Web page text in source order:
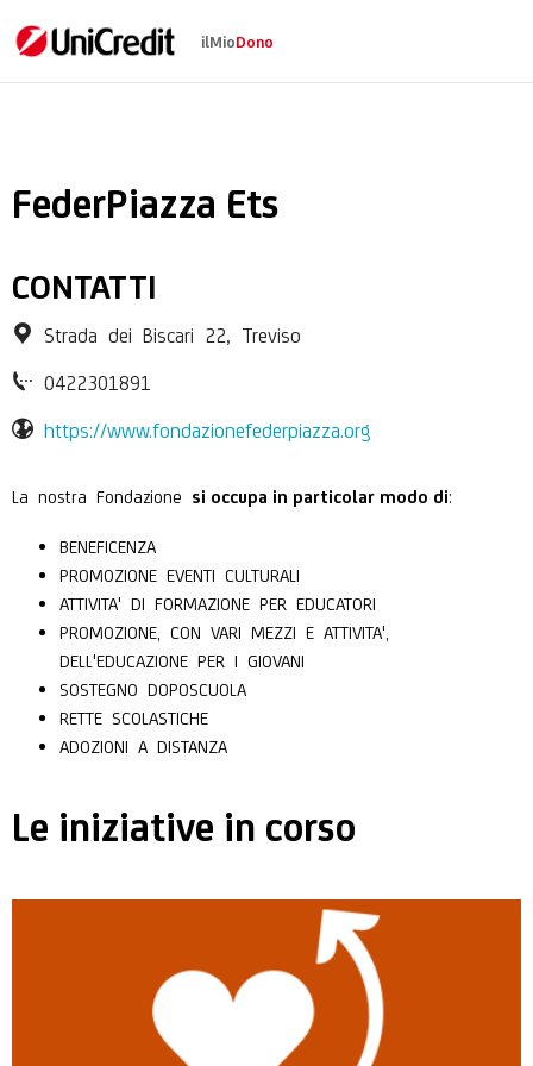
Fondazione Feder
ilMioDono
FederPiazza Ets
CONTATTI
Strada dei Biscari 22, Treviso
0422301891
https://www.fondazionefederpiazza.org
La nostra Fondazione si occupa in particolar modo di:
BENEFICENZA
PROMOZIONE EVENTI CULTURALI
ATTIVITA' DI FORMAZIONE PER EDUCATORI
PROMOZIONE, CON VARI MEZZI E ATTIVITA',
DELL'EDUCAZIONE PER I GIOVANI
SOSTEGNO DOPOSCUOLA
RETTE SCOLASTICHE
ADOZIONI A DISTANZA
Le iniziative in corso